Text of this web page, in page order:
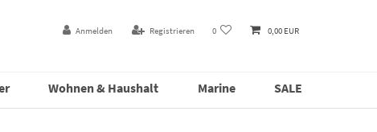
Anmelden Registrieren 0 0,00 EUR
Wohnen & Haushalt Marine SALE